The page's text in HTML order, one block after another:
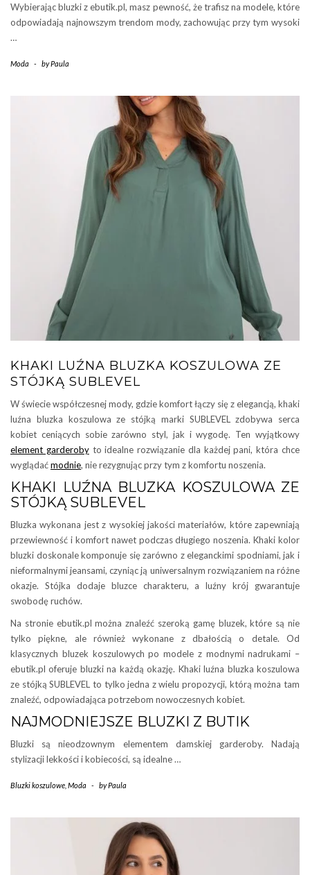
Wybierając bluzki z ebutik.pl, masz pewność, że trafisz na modele, które
odpowiadają najnowszym trendom mody, zachowując przy tym wysoki
…
Moda - byPaula
KHAKI LUŹNA BLUZKA KOSZULOWA ZE
STÓJKĄ SUBLEVEL
W świecie współczesnej mody, gdzie komfort łączy się z elegancją, khaki
luźna bluzka koszulowa ze stójką marki SUBLEVEL zdobywa serca
kobiet ceniących sobie zarówno styl, jak i wygodę. Ten wyjątkowy
element garderobyto idealne rozwiązanie dla każdej pani, która chce
wyglądaćmodnie, nie rezygnując przy tym z komfortu noszenia.
KHAKI LUŹNA BLUZKA KOSZULOWA ZE
STÓJKĄ SUBLEVEL
Bluzka wykonana jest z wysokiej jakości materiałów, które zapewniają
przewiewność i komfort nawet podczas długiego noszenia. Khaki kolor
bluzki doskonale komponuje się zarówno z eleganckimi spodniami, jak i
nieformalnymi jeansami, czyniąc ją uniwersalnym rozwiązaniem na różne
okazje. Stójka dodaje bluzce charakteru, a luźny krój gwarantuje
swobodę ruchów.
Na stronie ebutik.pl można znaleźć szeroką gamę bluzek, które są nie
tylko piękne, ale również wykonane z dbałością o detale. Od
klasycznych bluzek koszulowych po modele z modnymi nadrukami –
ebutik.pl oferuje bluzki na każdą okazję. Khaki luźna bluzka koszulowa
ze stójką SUBLEVEL to tylko jedna z wielu propozycji, którą można tam
znaleźć, odpowiadająca potrzebom nowoczesnych kobiet.
NAJMODNIEJSZE BLUZKI Z BUTIK
Bluzki są nieodzownym elementem damskiej garderoby. Nadają
stylizacji lekkości i kobiecości, są idealne …
Bluzki koszulowe Moda - byPaula